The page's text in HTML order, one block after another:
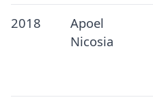
2018
Apoel
Nicosia